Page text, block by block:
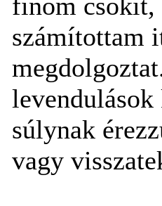
számítottam
súlynak
vagy